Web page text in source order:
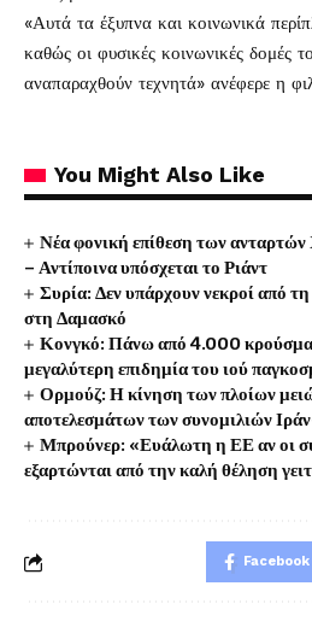
«Αυτά τα έξυπνα και κοινωνικά
καθώς οι φυσικές κοινωνικές δομές
αναπαραχθούν τεχνητά» ανέφερε η
You Might Also Like
Νέα φονική επίθεση των
– Αντίποινα υπόσχεται το Ριάντ
Συρία: Δεν υπάρχουν νεκροί από
στη Δαμασκό
Κονγκό: Πάνω από 4.000
μεγαλύτερη επιδημία του ιού
Ορμούζ: Η κίνηση των πλοίων
αποτελεσμάτων των συνομιλιών
Μπρούνερ: «Ευάλωτη η ΕΕ αν οι
εξαρτώνται από την καλή θέληση
Facebook